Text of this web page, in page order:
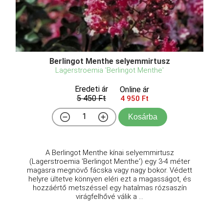
Berlingot Menthe selyemmirtusz
Lagerstroemia 'Berlingot Menthe'
Eredeti ár
5 450 Ft
Online ár
4 950 Ft
Kosárba
A Berlingot Menthe kínai selyemmirtusz
(Lagerstroemia 'Berlingot Menthe') egy 3-4 méter
magasra megnövő fácska vagy nagy bokor. Védett
helyre ültetve könnyen eléri ezt a magasságot, és
hozzáértő metszéssel egy hatalmas rózsaszín
virágfelhővé válik a ...